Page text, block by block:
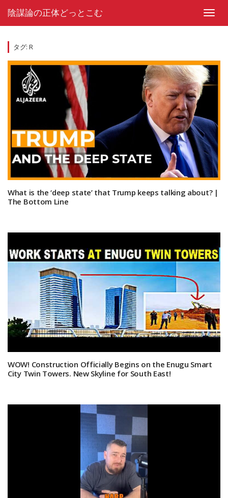
陰謀論の正体どっとこむ
タグ: R
What is the ‘deep state’ that Trump keeps talking about? |
The Bottom Line
WOW! Construction Officially Begins on the Enugu Smart
City Twin Towers. New Skyline for South East!